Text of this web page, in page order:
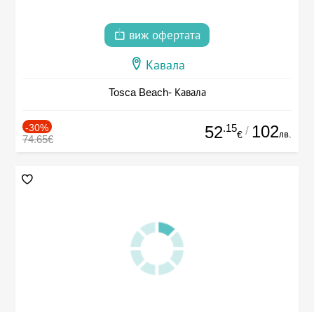
виж офертата
Кавала
Tosca Beach- Кавала
-30%
74.65€ 52.15
€ / 102лв.